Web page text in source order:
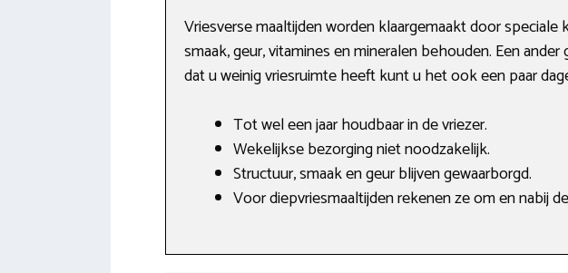
Vriesverse maaltijden worden klaargemaakt door
smaak, geur, vitamines en mineralen behouden. Een
dat u weinig vriesruimte heeft kunt u het ook een paar
Tot wel een jaar houdbaar in de vriezer.
Wekelijkse bezorging niet noodzakelijk.
Structuur, smaak en geur blijven gewaarborgd.
Voor diepvriesmaaltijden rekenen ze om en nabij